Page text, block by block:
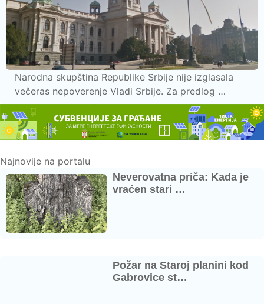
Narodna skupština Republike Srbije nije izglasala
večeras nepoverenje Vladi Srbije. Za predlog …
Najnovije na portalu
Neverovatna priča: Kada je
vraćen stari …
Požar na Staroj planini kod
Gabrovice st…